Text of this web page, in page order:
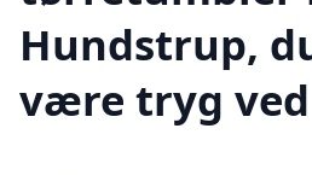
Hundstrup,
være tryg ved